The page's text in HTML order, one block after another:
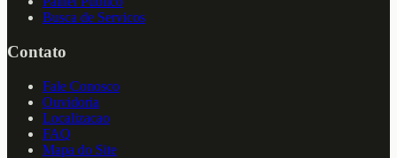
Busca de Servicos
Contato
Fale Conosco
Ouvidoria
Localizacao
FAQ
Mapa do Site